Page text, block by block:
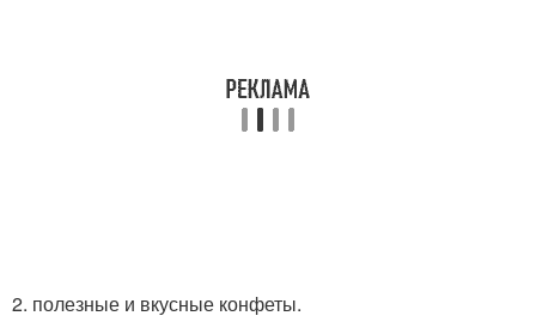
2. полезные и вкусные конфеты.